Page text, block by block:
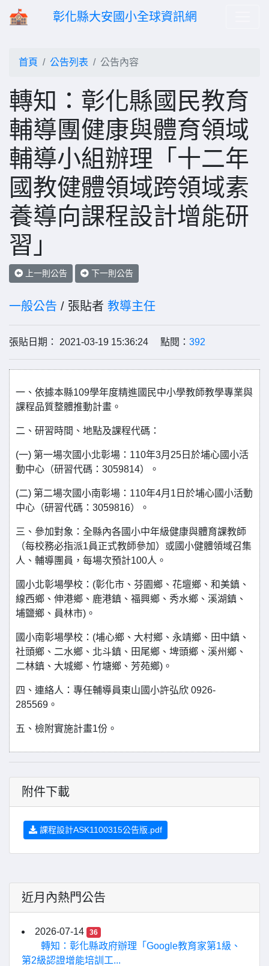
彰化縣大安國小全球資訊網
首頁 公告列表 公告內容
轉知：彰化縣國民教育
輔導團健康與體育領域
輔導小組辦理「十二年
國教健體領域跨領域素
養導向課程設計增能研
習」
上一則公告 下一則公告
一般公告 / 張貼者 教導主任
張貼日期： 2021-03-19 15:36:24 點閱： 392
一、依據本縣109學年度精進國民中小學教師教學專業與
課程品質整體推動計畫。
二、研習時間、地點及課程代碼：
(一) 第一場次國小北彰場：110年3月25日於埔心國小活
動中心（研習代碼：3059814）。
(二) 第二場次國小南彰場：110年4月1日於埔心國小活動
中心（研習代碼：3059816）。
三、參加對象：全縣內各國小中年級健康與體育課教師
（每校務必指派1員正式教師參加）或國小健體領域召集
人、輔導團員，每場次預計100人。
國小北彰場學校：(彰化市、芬園鄉、花壇鄉、和美鎮、
線西鄉、伸港鄉、鹿港鎮、福興鄉、秀水鄉、溪湖鎮、
埔鹽鄉、員林市)。
國小南彰場學校：(埔心鄉、大村鄉、永靖鄉、田中鎮、
社頭鄉、二水鄉、北斗鎮、田尾鄉、埤頭鄉、溪州鄉、
二林鎮、大城鄉、竹塘鄉、芳苑鄉)。
四、連絡人：專任輔導員東山國小許弘欣 0926-
285569。
五、檢附實施計畫1份。
附件下載
課程設計ASK1100315公告版.pdf
近月內熱門公告
2026-07-14 36
轉知：彰化縣政府辦理「Google教育家第1級、
第2級認證增能培訓工...